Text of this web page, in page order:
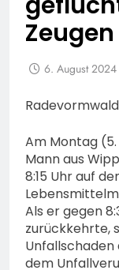
Zeugen
6. August 2024
Am Montag
Mann aus
8:15 Uhr auf
Als er gegen
zurückkehrte,
Unfallschaden
dem